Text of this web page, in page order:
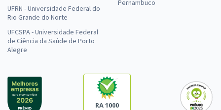
UFRN - Universidade Federal do
Rio Grande do Norte
UFCSPA - Universidade Federal
de Ciência da Saúde de Porto
Alegre
Pernambuco
RA 1000